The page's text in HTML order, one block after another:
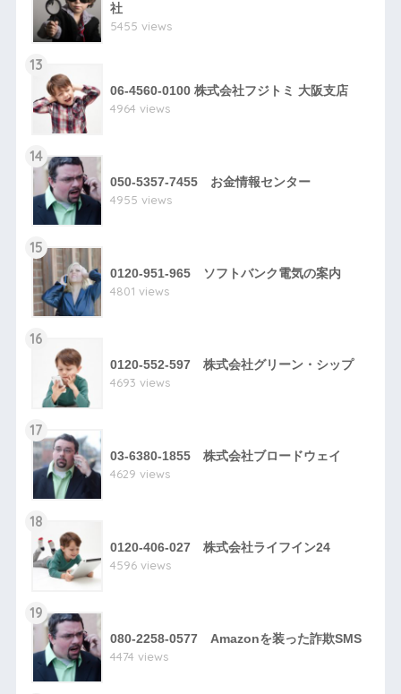
社
5455 views
13
06-4560-0100 株式会社フジトミ 大阪支店
4964 views
14
050-5357-7455 お金情報センター
4955 views
15
0120-951-965 ソフトバンク電気の案内
4801 views
16
0120-552-597 株式会社グリーン・シップ
4693 views
17
03-6380-1855 株式会社ブロードウェイ
4629 views
18
0120-406-027 株式会社ライフイン24
4596 views
19
080-2258-0577 Amazonを装った詐欺SMS
4474 views